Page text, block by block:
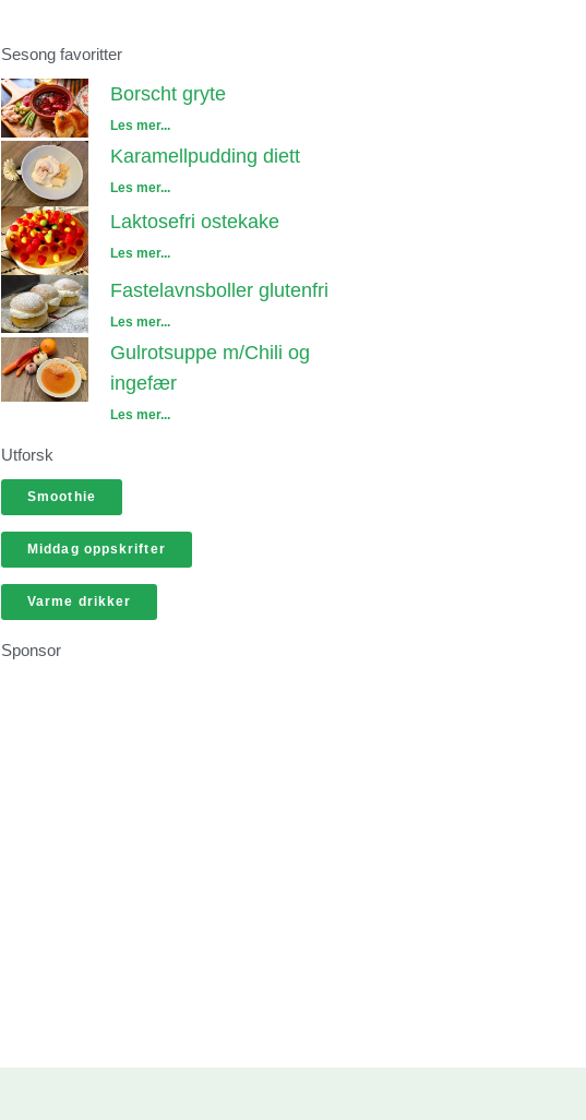
Sesong favoritter
Borscht gryte
Les mer...
Karamellpudding diett
Les mer...
Laktosefri ostekake
Les mer...
Fastelavnsboller glutenfri
Les mer...
Gulrotsuppe m/Chili og
ingefær
Les mer...
Utforsk
Smoothie
Middag oppskrifter
Varme drikker
Sponsor